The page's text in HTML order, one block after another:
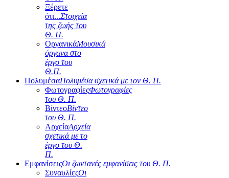
Ξέρετε
ότι...Στοιχεία
της ζωής του
Θ. Π.
ΟργανικάΜουσικά
όργανα στο
έργο του
Θ.Π.
ΠολυμέσαΠολυμέσα σχετικά με τον Θ. Π.
ΦωτογραφίεςΦωτογραφίες
του Θ. Π.
ΒίντεοΒίντεο
του Θ. Π.
ΑρχείαΑρχεία
σχετικά με το
έργο του Θ.
Π.
ΕμφανίσειςΟι ζωντανές εμφανίσεις του Θ. Π.
ΣυναυλίεςΟι